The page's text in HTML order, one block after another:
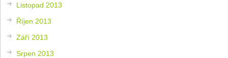
Listopad 2013
Říjen 2013
Září 2013
Srpen 2013